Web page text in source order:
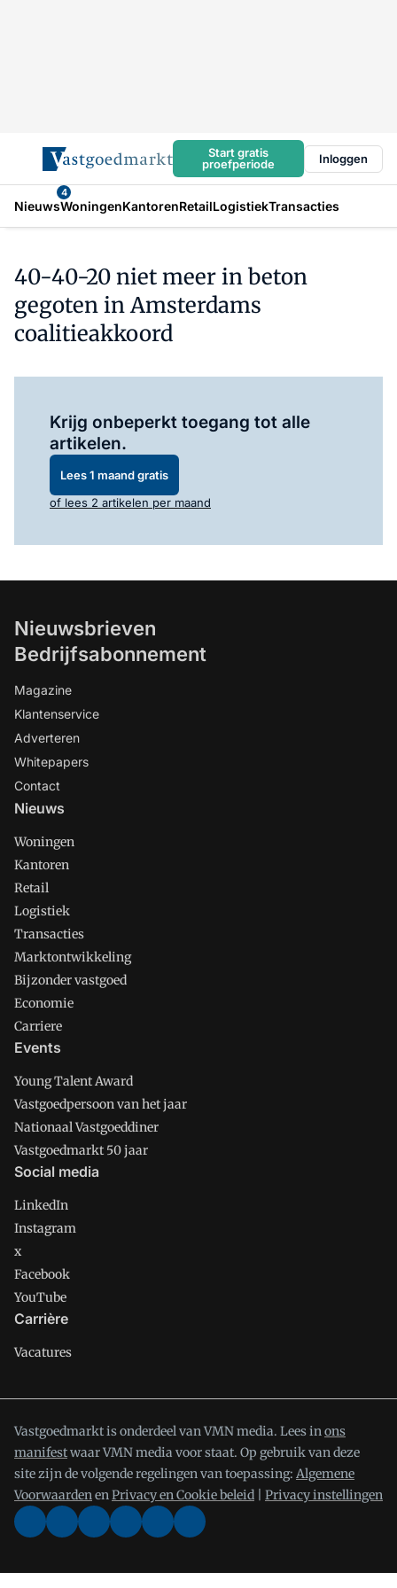
Start gratis
proefperiode
Inloggen
Nieuws
4
WoningenKantorenRetailLogistiekTransacties
40-40-20 niet meer in beton
gegoten in Amsterdams
coalitieakkoord
Krijg onbeperkt toegang tot alle
artikelen.
Lees 1 maand gratis
of lees 2 artikelen per maand
Nieuwsbrieven
Bedrijfsabonnement
Magazine
Klantenservice
Adverteren
Whitepapers
Contact
Nieuws
Woningen
Kantoren
Retail
Logistiek
Transacties
Marktontwikkeling
Bijzonder vastgoed
Economie
Carriere
Events
Young Talent Award
Vastgoedpersoon van het jaar
Nationaal Vastgoeddiner
Vastgoedmarkt 50 jaar
Social media
LinkedIn
Instagram
x
Facebook
YouTube
Carrière
Vacatures
Vastgoedmarkt is onderdeel van VMN media. Lees inons
manifestwaar VMN media voor staat. Op gebruik van deze
site zijn de volgende regelingen van toepassing: Algemene
VoorwaardenenPrivacy en Cookie beleid Privacy instellingen